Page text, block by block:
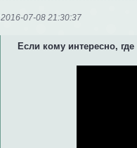
2016-07-08 21:30:37
Если кому интересно,